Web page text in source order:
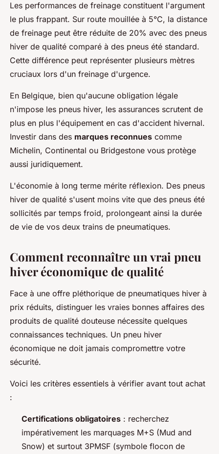
Les performances de freinage constituent l'argument
le plus frappant. Sur route mouillée à 5°C, la distance
de freinage peut être réduite de 20% avec des pneus
hiver de qualité comparé à des pneus été standard.
Cette différence peut représenter plusieurs mètres
cruciaux lors d'un freinage d'urgence.
En Belgique, bien qu'aucune obligation légale
n'impose les pneus hiver, les assurances scrutent de
plus en plus l'équipement en cas d'accident hivernal.
Investir dans des marques reconnues comme
Michelin, Continental ou Bridgestone vous protège
aussi juridiquement.
L'économie à long terme mérite réflexion. Des pneus
hiver de qualité s'usent moins vite que des pneus été
sollicités par temps froid, prolongeant ainsi la durée
de vie de vos deux trains de pneumatiques.
Comment reconnaître un vrai pneu
hiver économique de qualité
Face à une offre pléthorique de pneumatiques hiver à
prix réduits, distinguer les vraies bonnes affaires des
produits de qualité douteuse nécessite quelques
connaissances techniques. Un pneu hiver
économique ne doit jamais compromettre votre
sécurité.
Voici les critères essentiels à vérifier avant tout achat
:
Certifications obligatoires : recherchez
impérativement les marquages M+S (Mud and
Snow) et surtout 3PMSF (symbole flocon de